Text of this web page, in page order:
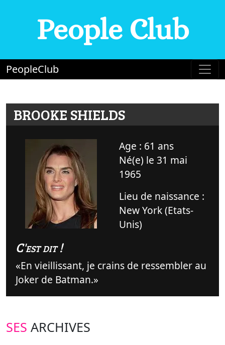
People Club
PeopleClub
BROOKE SHIELDS
Age : 61 ans
Né(e) le 31 mai
1965
Lieu de naissance :
New York (Etats-
Unis)
C'est dit !
En vieillissant, je crains de ressembler au
Joker de Batman.
SES ARCHIVES